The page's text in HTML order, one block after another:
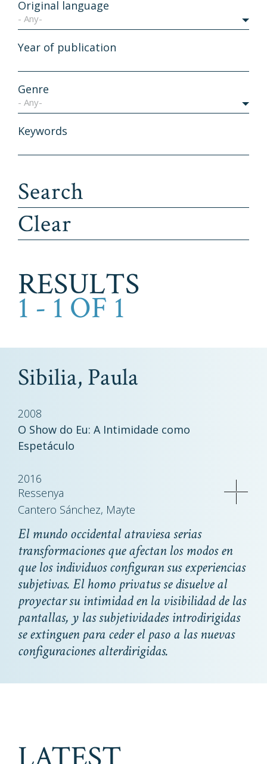
Original language
- Any-
Year of publication
Genre
- Any-
Keywords
RESULTS
1 - 1 OF 1
Sibilia, Paula
2008
O Show do Eu: A Intimidade como
Espetáculo
2016
Ressenya
Cantero Sánchez, Mayte
El mundo occidental atraviesa serias
transformaciones que afectan los modos en
que los individuos configuran sus experiencias
subjetivas. Elhomo privatusse disuelve al
proyectar su intimidad en la visibilidad de las
pantallas, y las subjetividades introdirigidas
se extinguen para ceder el paso a las nuevas
configuraciones alterdirigidas.